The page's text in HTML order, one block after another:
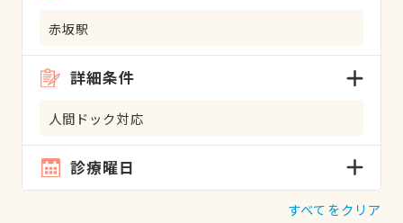
赤坂駅
詳細条件
人間ドック対応
診療曜日
すべてをクリア